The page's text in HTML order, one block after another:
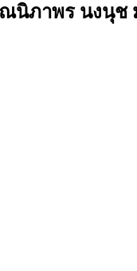
ภาพร นงนุช